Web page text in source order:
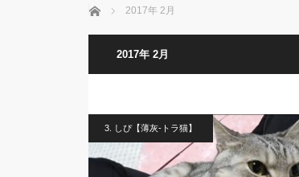
ホーム 2017年 2月
2017年 2月
3. しぴ【薄灰-トラ猫】